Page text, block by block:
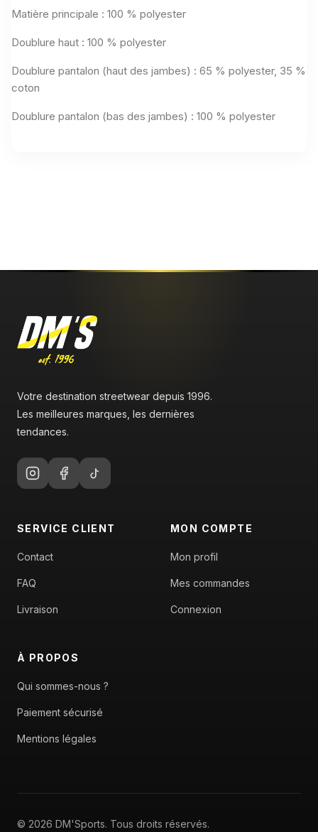
Matière principale : 100 % polyester
Doublure haut : 100 % polyester
Doublure pantalon (haut des jambes) : 65 % polyester, 35 %
coton
Doublure pantalon (bas des jambes) : 100 % polyester
Votre destination streetwear depuis 1996.
Les meilleures marques, les dernières
tendances.
SERVICE CLIENT
Contact
FAQ
Livraison
MON COMPTE
Mon profil
Mes commandes
Connexion
À PROPOS
Qui sommes-nous ?
Paiement sécurisé
Mentions légales
© 2026 DM'Sports. Tous droits réservés.